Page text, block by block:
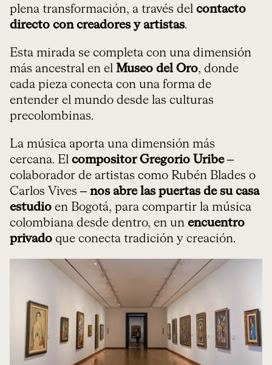
plena transformación, a través del contacto
directo con creadores y artistas.
Esta mirada se completa con una dimensión
más ancestral en el Museo del Oro, donde
cada pieza conecta con una forma de
entender el mundo desde las culturas
precolombinas.
La música aporta una dimensión más
cercana. El compositor Gregorio Uribe–
colaborador de artistas como Rubén Blades o
Carlos Vives – nos abre las puertas de su casa
estudio en Bogotá, para compartir la música
colombiana desde dentro, en un encuentro
privado que conecta tradición y creación.